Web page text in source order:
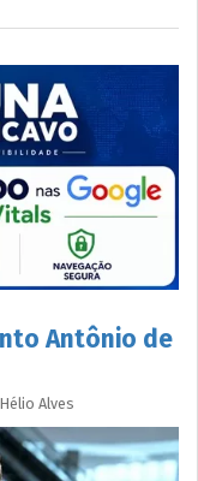
Antônio de
Hélio Alves